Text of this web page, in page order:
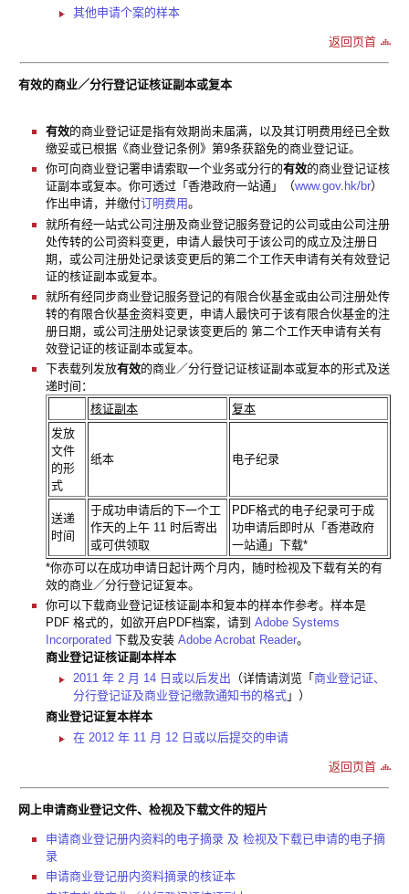
其他申请个案的样本
返回页首
有效的商业／分行登记证核证副本或复本
有效的商业登记证是指有效期尚未届满，以及其订明费用经已全数
缴妥或已根据《商业登记条例》第9条获豁免的商业登记证。
你可向商业登记署申请索取一个业务或分行的有效的商业登记证核
证副本或复本。你可透过「香港政府一站通」（www.gov.hk/br）
作出申请，并缴付订明费用。
就所有经一站式公司注册及商业登记服务登记的公司或由公司注册
处传转的公司资料变更，申请人最快可于该公司的成立及注册日
期，或公司注册处记录该变更后的第二个工作天申请有关有效登记
证的核证副本或复本。
就所有经同步商业登记服务登记的有限合伙基金或由公司注册处传
转的有限合伙基金资料变更，申请人最快可于该有限合伙基金的注
册日期，或公司注册处记录该变更后的 第二个工作天申请有关有
效登记证的核证副本或复本。
下表载列发放有效的商业／分行登记证核证副本或复本的形式及送
递时间：
核证副本
复本
发放
文件
的形
式
纸本 电子纪录
送递
时间
于成功申请后的下一个工
作天的上午 11 时后寄出
或可供领取
PDF格式的电子纪录可于成
功申请后即时从「香港政府
一站通」下载*
*你亦可以在成功申请日起计两个月内，随时检视及下载有关的有
效的商业／分行登记证复本。
你可以下载商业登记证核证副本和复本的样本作参考。样本是
PDF 格式的，如欲开启PDF档案，请到 Adobe Systems
Incorporated 下载及安装 Adobe Acrobat Reader。
商业登记证核证副本样本
2011 年 2 月 14 日或以后发出 （详情请浏览「 商业登记证、
分行登记证及商业登记缴款通知书的格式 」）
商业登记证复本样本
在 2012 年 11 月 12 日或以后提交的申请
返回页首
网上申请商业登记文件、检视及下载文件的短片
申请商业登记册内资料的电子摘录 及 检视及下载已申请的电子摘
录
申请商业登记册内资料摘录的核证本